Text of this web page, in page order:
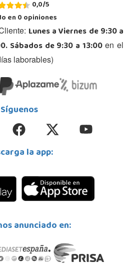
0,0/5
en0opiniones
Lunes a Viernes de 9:30 a
Sábados de 9:30 a 13:00en el
laborables)
Síguenos
la app:
anunciado en: